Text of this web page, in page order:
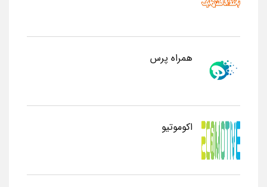
همراه پرس
اکوموتیو